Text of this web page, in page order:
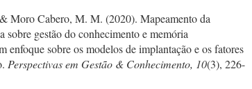
Moro Cabero, M. M. (2020). Mapeamento da
sobre gestão do conhecimento e memória
enfoque sobre os modelos de implantação e os fatores
Perspectivas em Gestão & Conhecimento, 10(3), 226-